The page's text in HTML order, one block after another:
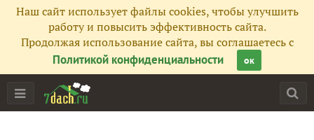
Наш сайт использует файлы cookies, чтобы улучшить
работу и повысить эффективность сайта.
Продолжая использование сайта, вы соглашаетесь с
Политикой конфиденциальности
ок